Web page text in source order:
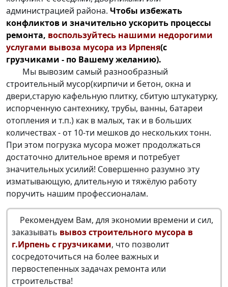
администрацией района. Чтобы избежать
конфликтов и значительно ускорить процессы
ремонта, воспользуйтесь нашими недорогими
услугами вывоза мусора из Ирпеня(с
грузчиками - по Вашему желанию).
Мы вывозим самый разнообразный
строительный мусор(кирпичи и бетон, окна и
двери,старую кафельную плитку, сбитую штукатурку,
испорченную сантехнику, трубы, ванны, батареи
отопления и т.п.) как в малых, так и в больших
количествах - от 10-ти мешков до нескольких тонн.
При этом погрузка мусора может продолжаться
достаточно длительное время и потребует
значительных усилий! Совершенно разумно эту
изматывающую, длительную и тяжёлую работу
поручить нашим профессионалам.
Рекомендуем Вам, для экономии времени и сил,
заказывать вывоз строительного мусора в
г.Ирпень с грузчиками, что позволит
сосредоточиться на более важных и
первостепенных задачах ремонта или
строительства!